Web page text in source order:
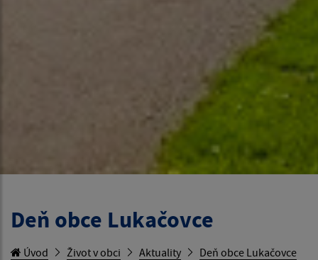
Deň obce Lukačovce
Úvod Život v obci Aktuality Deň obce Lukačovce